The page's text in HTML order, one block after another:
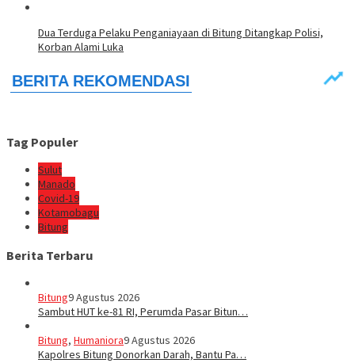
Dua Terduga Pelaku Penganiayaan di Bitung Ditangkap Polisi,
Korban Alami Luka
Tag Populer
Sulut
Manado
Covid-19
Kotamobagu
Bitung
Berita Terbaru
Bitung9 Agustus 2026
Sambut HUT ke-81 RI, Perumda Pasar Bitun…
Bitung, Humaniora9 Agustus 2026
Kapolres Bitung Donorkan Darah, Bantu Pa…